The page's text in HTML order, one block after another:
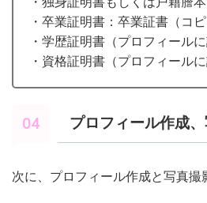
・卒業証明書：卒業証書（コピ
・学歴証明書（プロフィール
・資格証明書（プロフィール
プロフィール作成
次に、プロフィール作成と写真撮